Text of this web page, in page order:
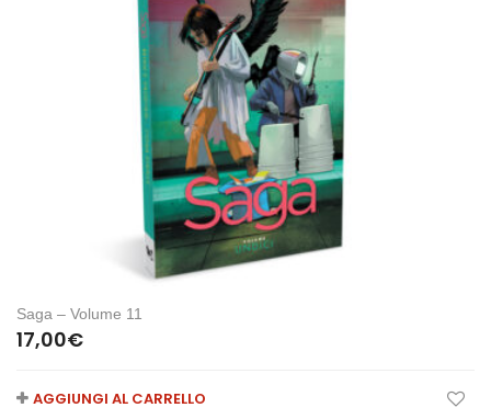
Saga – Volume 11
17,00€
AGGIUNGI AL CARRELLO